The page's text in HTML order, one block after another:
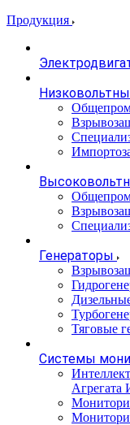
Продукция
Генераторы
Тяговые
Системы